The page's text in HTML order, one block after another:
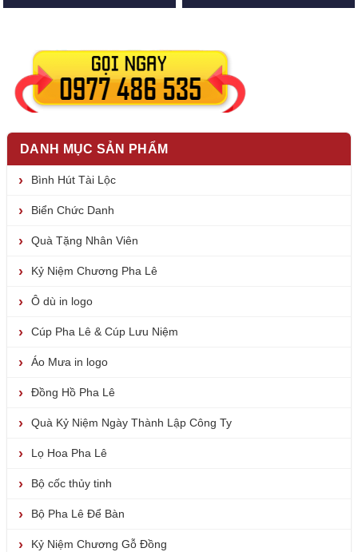
DANH MỤC SẢN PHẨM
Bình Hút Tài Lộc
Biển Chức Danh
Quà Tặng Nhân Viên
Kỷ Niệm Chương Pha Lê
Ô dù in logo
Cúp Pha Lê & Cúp Lưu Niệm
Áo Mưa in logo
Đồng Hồ Pha Lê
Quà Kỷ Niệm Ngày Thành Lập Công Ty
Lọ Hoa Pha Lê
Bộ cốc thủy tinh
Bộ Pha Lê Để Bàn
Kỷ Niệm Chương Gỗ Đồng